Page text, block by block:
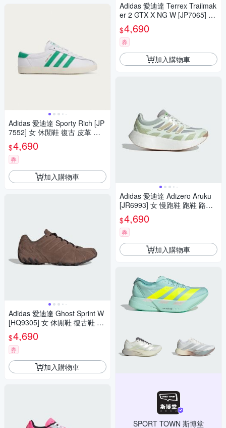
Adidas 愛迪達 Sporty Rich [JP
7552] 女 休閒鞋 復古 皮革 流
行 白綠
$4,690
券
加入購物車
Adidas 愛迪達 Ghost Sprint W
[HQ9305] 女 休閒鞋 復古鞋 Y2
K 薄底 大地棕
$4,690
券
加入購物車
Adidas 愛迪達 Terrex Trailmak
er 2 GTX X NG W [JP7065] 女
越野鞋 灰 紫
$4,690
券
加入購物車
Adidas 愛迪達 Adizero Aruku
[JR6993] 女 慢跑鞋 跑鞋 路跑
綠 灰
$4,690
券
加入購物車
SPORT TOWN 斯博堂